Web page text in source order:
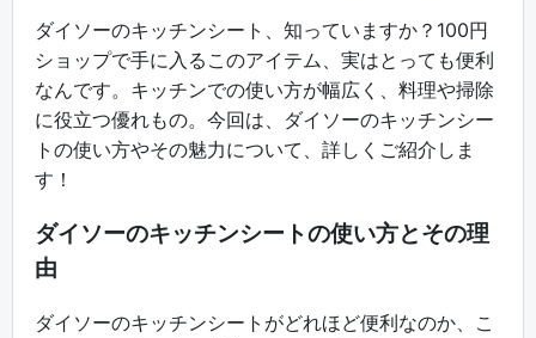
ダイソーのキッチンシート、知っていますか？100円
ショップで手に入るこのアイテム、実はとっても便利
なんです。キッチンでの使い方が幅広く、料理や掃除
に役立つ優れもの。今回は、ダイソーのキッチンシー
トの使い方やその魅力について、詳しくご紹介しま
す！
ダイソーのキッチンシートの使い方とその理
由
ダイソーのキッチンシートがどれほど便利なのか、こ